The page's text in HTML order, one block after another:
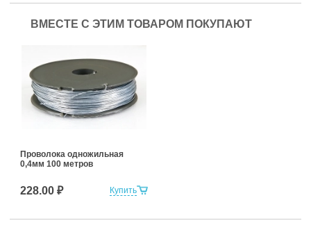
ВМЕСТЕ С ЭТИМ ТОВАРОМ ПОКУПАЮТ
Купить
Проволока одножильная
0,4мм 100 метров
228.00 ₽